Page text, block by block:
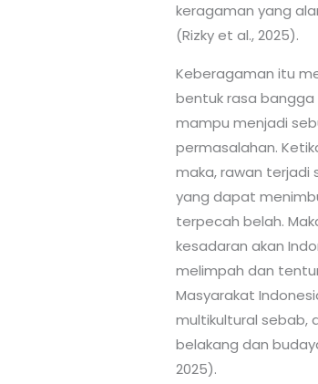
keragaman yang
(Rizky et al., 2025).
Keberagaman itu
bentuk rasa
mampu menjadi
permasalahan.
maka, rawan terjadi
yang dapat
terpecah belah.
kesadaran akan
melimpah dan
Masyarakat
multikultural sebab,
belakang dan
2025).